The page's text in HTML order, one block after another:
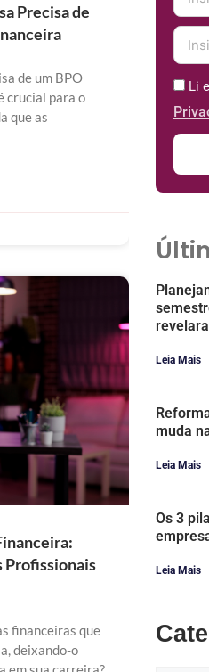
Precisa de
de um BPO
crucial para o
que as
Profissionais
financeiras que
deixando-o
Li
Leia Mais
muda
Leia Mais
Os 3
Leia Mais